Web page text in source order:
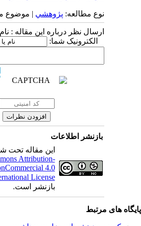
نوع مطالعه:پژوهشي| موضوع
ارسال نظر درباره این مقاله :
الکترونیک شما:
بازنشر اطلاعات
این مقاله تحت
Attribution-
4.0
License
بازنشر است.
های مرتبط